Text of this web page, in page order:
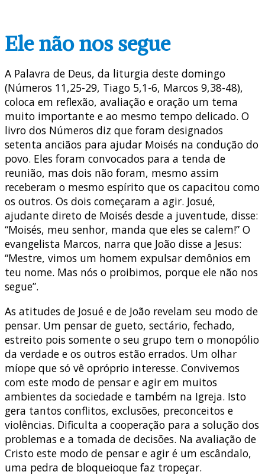
Ele não nos segue
A Palavra de Deus, da liturgia deste domingo
(Números 11,25-29, Tiago 5,1-6, Marcos 9,38-48),
coloca em reflexão, avaliação e oração um tema
muito importante e ao mesmo tempo delicado. O
livro dos Números diz que foram designados
setenta anciãos para ajudar Moisés na condução do
povo. Eles foram convocados para a tenda de
reunião, mas dois não foram, mesmo assim
receberam o mesmo espírito que os capacitou como
os outros. Os dois começaram a agir. Josué,
ajudante direto de Moisés desde a juventude, disse:
“Moisés, meu senhor, manda que eles se calem!” O
evangelista Marcos, narra que João disse a Jesus:
“Mestre, vimos um homem expulsar demônios em
teu nome. Mas nós o proibimos, porque ele não nos
segue”.
As atitudes de Josué e de João revelam seu modo de
pensar. Um pensar de gueto, sectário, fechado,
estreito pois somente o seu grupo tem o monopólio
da verdade e os outros estão errados. Um olhar
míope que só vê opróprio interesse. Convivemos
com este modo de pensar e agir em muitos
ambientes da sociedade e também na Igreja. Isto
gera tantos conflitos, exclusões, preconceitos e
violências. Dificulta a cooperação para a solução dos
problemas e a tomada de decisões. Na avaliação de
Cristo este modo de pensar e agir é um escândalo,
uma pedra de bloqueioque faz tropeçar.